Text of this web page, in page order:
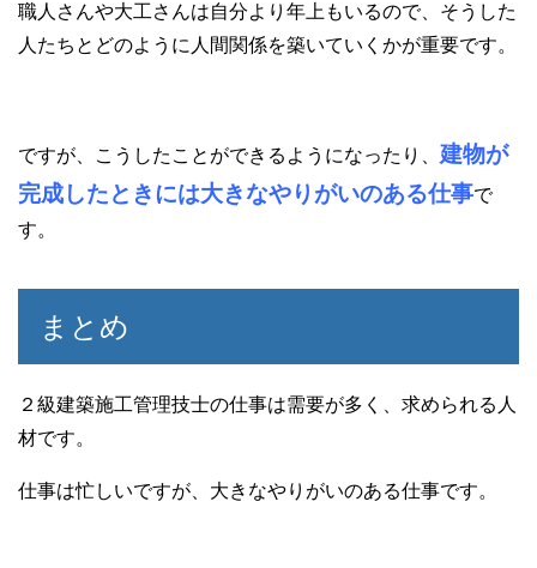
職人さんや大工さんは自分より年上もいるので、そうした
人たちとどのように人間関係を築いていくかが重要です。
ですが、こうしたことができるようになったり、 建物が
完成したときには大きなやりがいのある仕事で
す。
まとめ
２級建築施工管理技士の仕事は需要が多く、求められる人
材です。
仕事は忙しいですが、大きなやりがいのある仕事です。